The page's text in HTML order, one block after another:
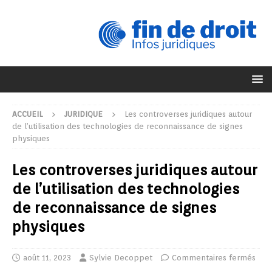
ACCUEIL JURIDIQUE
Les controverses juridiques autour
de l’utilisation des technologies de reconnaissance de signes
physiques
Les controverses juridiques autour
de l’utilisation des technologies
de reconnaissance de signes
physiques
août 11, 2023 Sylvie Decoppet Commentaires fermés